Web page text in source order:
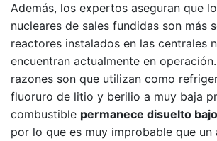
Además, los expertos aseguran que
nucleares de sales fundidas son más
reactores instalados en las centrales
encuentran actualmente en
razones son que utilizan como
fluoruro de litio y berilio a muy baja
combustible permanece disuelto
por lo que es muy improbable que un